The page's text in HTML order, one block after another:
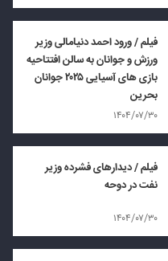
فیلم / ورود احمد دنیامالی وزیر
ورزش و جوانان به سالن افتتاحیه
بازی های آسیایی ۲۰۲۵ جوانان
بحرین
۱۴۰۴/۰۷/۳۰
فیلم / دیدارهای فشرده وزیر
نفت در دوحه
۱۴۰۴/۰۷/۳۰